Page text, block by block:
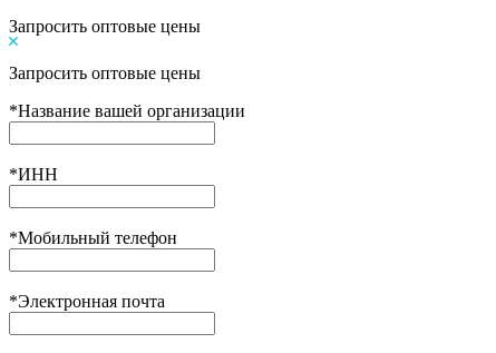
Запросить оптовые цены
Запросить оптовые цены
*Название вашей организации
*ИНН
*Мобильный телефон
*Электронная почта